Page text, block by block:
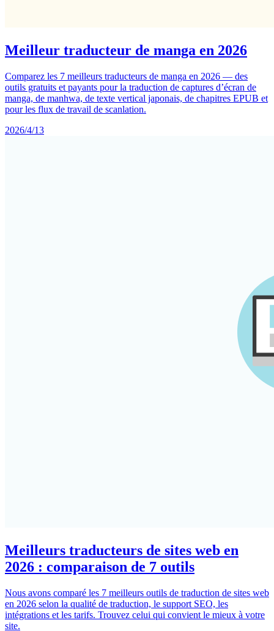
Meilleur traducteur de manga en 2026
Comparez les 7 meilleurs traducteurs de manga en 2026 — des
outils gratuits et payants pour la traduction de captures d’écran de
manga, de manhwa, de texte vertical japonais, de chapitres EPUB et
pour les flux de travail de scanlation.
2026/4/13
Meilleurs traducteurs de sites web en
2026 : comparaison de 7 outils
Nous avons comparé les 7 meilleurs outils de traduction de sites web
en 2026 selon la qualité de traduction, le support SEO, les
intégrations et les tarifs. Trouvez celui qui convient le mieux à votre
site.